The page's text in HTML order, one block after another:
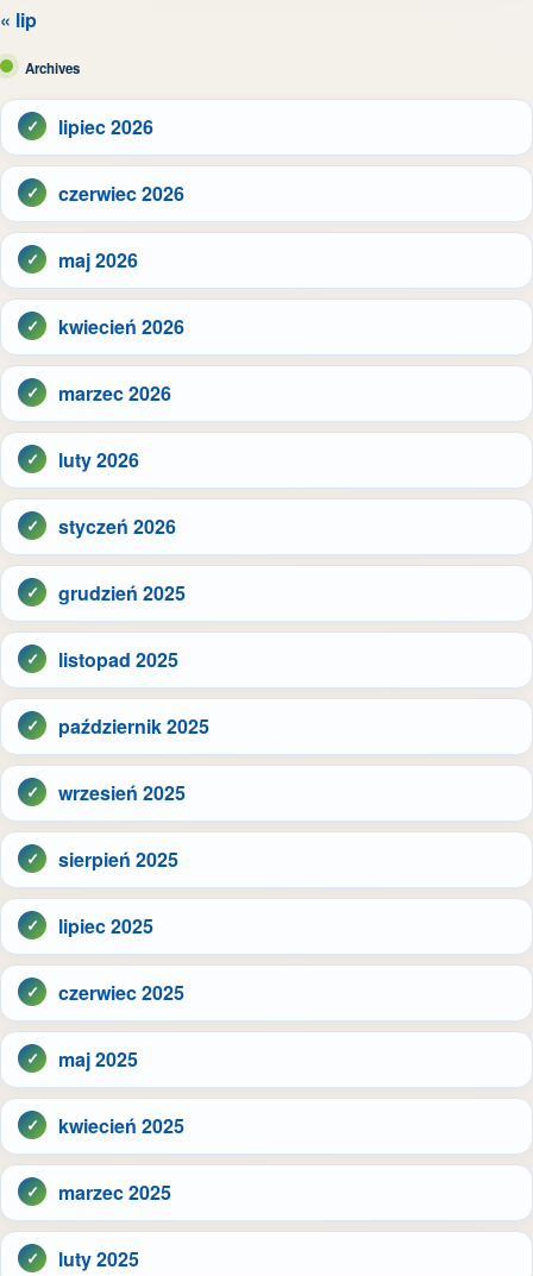
« lip
Archives
lipiec 2026
czerwiec 2026
maj 2026
kwiecień 2026
marzec 2026
luty 2026
styczeń 2026
grudzień 2025
listopad 2025
październik 2025
wrzesień 2025
sierpień 2025
lipiec 2025
czerwiec 2025
maj 2025
kwiecień 2025
marzec 2025
luty 2025